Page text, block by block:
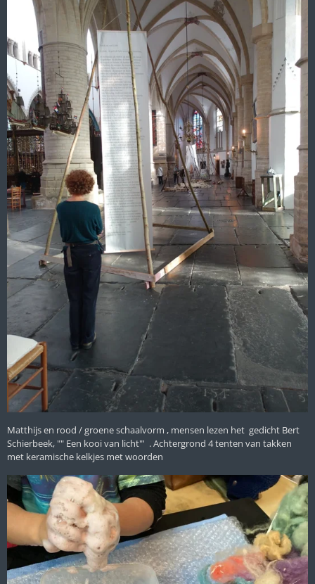
Matthijs en rood / groene schaalvorm , mensen lezen het gedicht Bert
Schierbeek, "" Een kooi van licht"' . Achtergrond 4 tenten van takken
met keramische kelkjes met woorden